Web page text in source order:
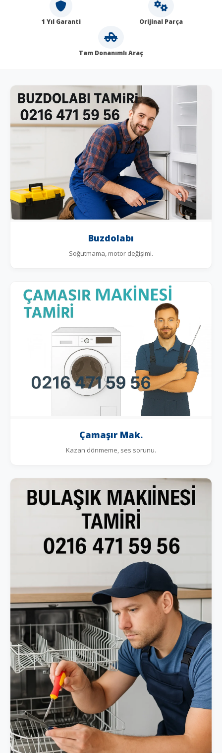
1 Yıl Garanti Orijinal Parça
Tam Donanımlı Araç
Buzdolabı
Soğutmama, motor değişimi.
Çamaşır Mak.
Kazan dönmeme, ses sorunu.